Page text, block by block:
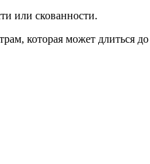
или скованности.
которая может длиться